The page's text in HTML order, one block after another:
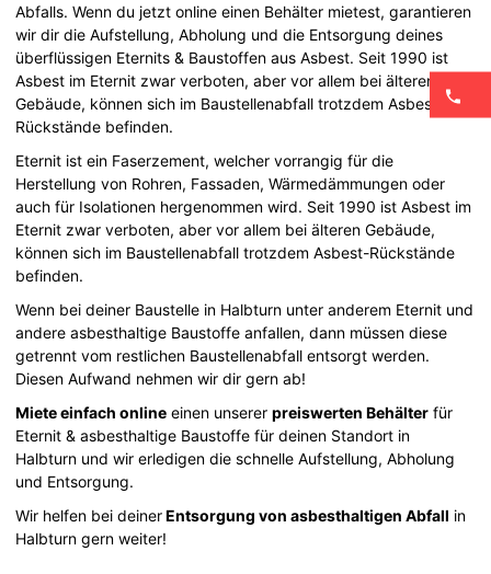
Abfalls. Wenn du jetzt online einen Behälter mietest, garantieren
wir dir die Aufstellung, Abholung und die Entsorgung deines
überflüssigen Eternits & Baustoffen aus Asbest. Seit 1990 ist
Asbest im Eternit zwar verboten, aber vor allem bei älteren
Gebäude, können sich im Baustellenabfall trotzdem Asbest-
Rückstände befinden.
Eternit ist ein Faserzement, welcher vorrangig für die
Herstellung von Rohren, Fassaden, Wärmedämmungen oder
auch für Isolationen hergenommen wird. Seit 1990 ist Asbest im
Eternit zwar verboten, aber vor allem bei älteren Gebäude,
können sich im Baustellenabfall trotzdem Asbest-Rückstände
befinden.
Wenn bei deiner Baustelle in Halbturn unter anderem Eternit und
andere asbesthaltige Baustoffe anfallen, dann müssen diese
getrennt vom restlichen Baustellenabfall entsorgt werden.
Diesen Aufwand nehmen wir dir gern ab!
Miete einfach online einen unsererpreiswerten Behälter für
Eternit & asbesthaltige Baustoffe für deinen Standort in
Halbturn und wir erledigen die schnelle Aufstellung, Abholung
und Entsorgung.
Wir helfen bei deinerEntsorgung von asbesthaltigen Abfall in
Halbturn gern weiter!